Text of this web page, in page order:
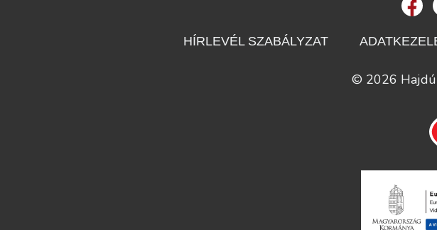
HÍRLEVÉL SZABÁLYZAT
© 2026 Hajdú